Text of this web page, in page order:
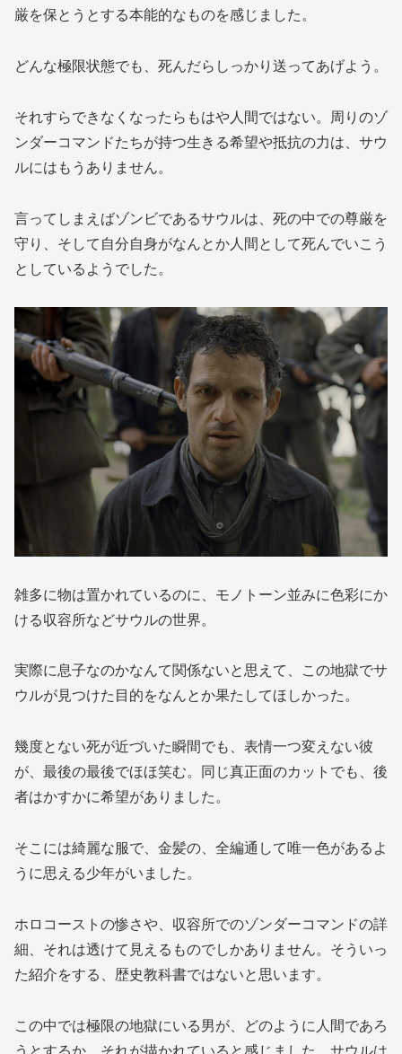
厳を保とうとする本能的なものを感じました。
どんな極限状態でも、死んだらしっかり送ってあげよう。
それすらできなくなったらもはや人間ではない。周りのゾ
ンダーコマンドたちが持つ生きる希望や抵抗の力は、サウ
ルにはもうありません。
言ってしまえばゾンビであるサウルは、死の中での尊厳を
守り、そして自分自身がなんとか人間として死んでいこう
としているようでした。
雑多に物は置かれているのに、モノトーン並みに色彩にか
ける収容所などサウルの世界。
実際に息子なのかなんて関係ないと思えて、この地獄でサ
ウルが見つけた目的をなんとか果たしてほしかった。
幾度とない死が近づいた瞬間でも、表情一つ変えない彼
が、最後の最後でほほ笑む。同じ真正面のカットでも、後
者はかすかに希望がありました。
そこには綺麗な服で、金髪の、全編通して唯一色があるよ
うに思える少年がいました。
ホロコーストの惨さや、収容所でのゾンダーコマンドの詳
細、それは透けて見えるものでしかありません。そういっ
た紹介をする、歴史教科書ではないと思います。
この中では極限の地獄にいる男が、どのように人間であろ
うとするか、それが描かれていると感じました。サウルは